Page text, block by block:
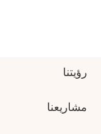
رؤيتنا
مشاريعنا